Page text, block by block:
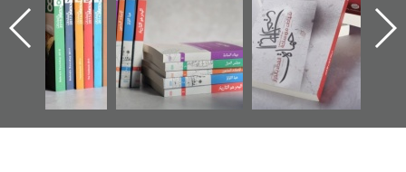
اعتصام الدراز
وأحداث ساحة
الفداء لمركز أوال
للدراسات والتوثيق
يقدمه «مركز أوال»
في سلسلة من 5
كتب
الساحات 2019